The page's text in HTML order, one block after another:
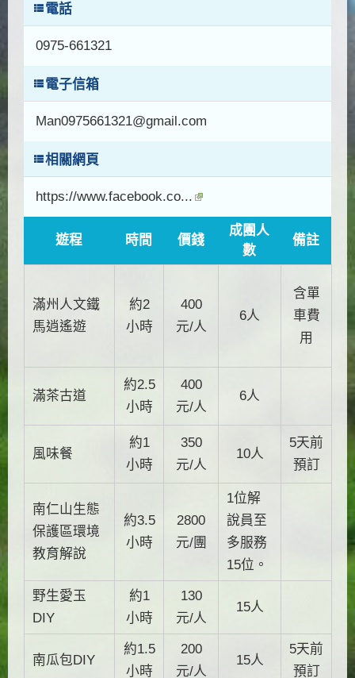
電話
0975-661321
電子信箱
Man0975661321@gmail.com
相關網頁
https://www.facebook.co...
遊程 時間 價錢
成團人
數
備註
滿州人文鐵
馬逍遙遊
約2
小時
400
元/人
6人
含單
車費
用
滿茶古道
約2.5
小時
400
元/人
6人
風味餐
約1
小時
350
元/人
10人
5天前
預訂
南仁山生態
保護區環境
教育解說
約3.5
小時
2800
元/團
1位解
說員至
多服務
15位。
野生愛玉
DIY
約1
小時
130
元/人
15人
南瓜包DIY
約1.5
小時
200
元/人
15人
5天前
預訂